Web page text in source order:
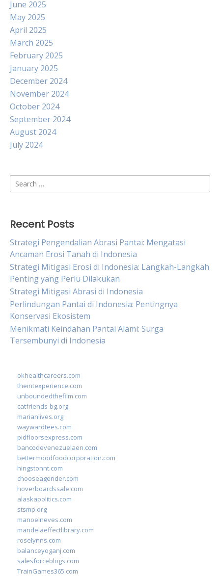
June 2025
May 2025
April 2025
March 2025
February 2025
January 2025
December 2024
November 2024
October 2024
September 2024
August 2024
July 2024
Search
for:
Recent Posts
Strategi Pengendalian Abrasi Pantai: Mengatasi
Ancaman Erosi Tanah di Indonesia
Strategi Mitigasi Erosi di Indonesia: Langkah-Langkah
Penting yang Perlu Dilakukan
Strategi Mitigasi Abrasi di Indonesia
Perlindungan Pantai di Indonesia: Pentingnya
Konservasi Ekosistem
Menikmati Keindahan Pantai Alami: Surga
Tersembunyi di Indonesia
okhealthcareers.com
theintexperience.com
unboundedthefilm.com
catfriends-bg.org
marianlives.org
waywardtees.com
pidfloorsexpress.com
bancodevenezuelaen.com
bettermoodfoodcorporation.com
hingstonnt.com
chooseagender.com
hoverboardssale.com
alaskapolitics.com
stsmp.org
manoelneves.com
mandelaeffectlibrary.com
roselynns.com
balanceyoganj.com
salesforceblogs.com
TrainGames365.com